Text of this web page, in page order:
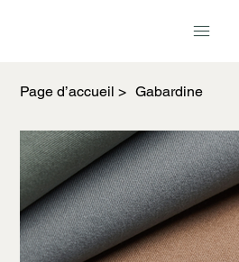
Page d’accueil > Gabardine